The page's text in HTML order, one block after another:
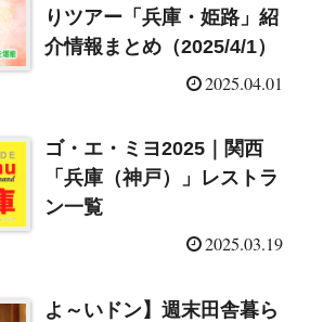
りツアー「兵庫・姫路」紹
介情報まとめ（2025/4/1）
2025.04.01
ゴ・エ・ミヨ2025｜関西
「兵庫（神戸）」レストラ
ン一覧
2025.03.19
よ～いドン】週末田舎暮ら